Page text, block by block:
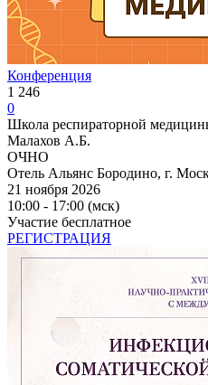
Конференция
1 246
0
Школа респираторной
Малахов А.Б.
ОЧНО
Отель Альянс Бородино, г.
21 ноября 2026
10:00 - 17:00 (мск)
Участие бесплатное
РЕГИСТРАЦИЯ